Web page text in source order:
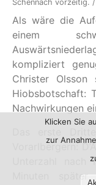
Schennach vorzeitig.
Als wäre die
einem
kompliziert
Christer
Hiobsbotschaft:
Nachwirkungen
Vorarlbergern:
Unterzahl
Minuten
Klicken Sie
zur